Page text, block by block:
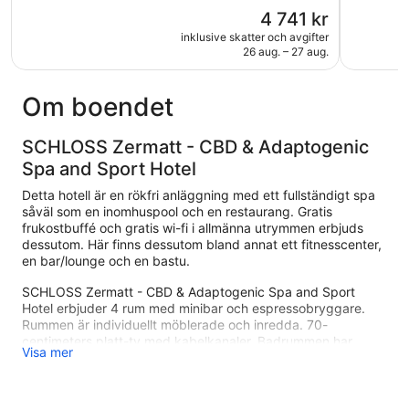
Priset
är
4 741 kr
4 741 kr
inklusive skatter och avgifter
26 aug. – 27 aug.
Om boendet
SCHLOSS Zermatt - CBD & Adaptogenic
Spa and Sport Hotel
Detta hotell är en rökfri anläggning med ett fullständigt spa
såväl som en inomhuspool och en restaurang. Gratis
frukostbuffé och gratis wi-fi i allmänna utrymmen erbjuds
dessutom. Här finns dessutom bland annat ett fitnesscenter,
en bar/lounge och en bastu.
SCHLOSS Zermatt - CBD & Adaptogenic Spa and Sport
Hotel erbjuder 4 rum med minibar och espressobryggare.
Rummen är individuellt möblerade och inredda. 70-
centimeters platt-tv med kabelkanaler. Badrummen har
badrockar, tofflor, hårtorkar och badrockar för barn.
Visa mer